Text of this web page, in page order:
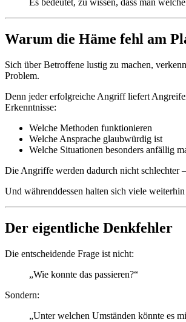
Es bedeutet, zu wissen, dass man
Warum die Häme fehl am
Sich über Betroffene lustig zu machen,
Problem.
Denn jeder erfolgreiche Angriff liefert
Erkenntnisse:
Welche Methoden funktionieren
Welche Ansprache glaubwürdig ist
Welche Situationen besonders anfällig
Die Angriffe werden dadurch nicht schlechter –
Und währenddessen halten sich viele
Der eigentliche Denkfehler
Die entscheidende Frage ist nicht:
„Wie konnte das passieren?“
Sondern:
„Unter welchen Umständen könnte es